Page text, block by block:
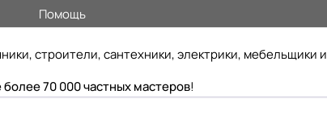
Помощь
строители, сантехники, электрики, мебельщики и
более 70 000 частных мастеров!